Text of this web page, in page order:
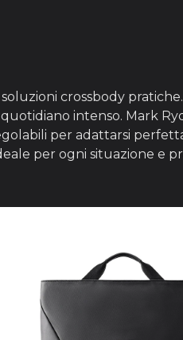
crossbody
intenso. Mark
per adattarsi
per ogni situazione e